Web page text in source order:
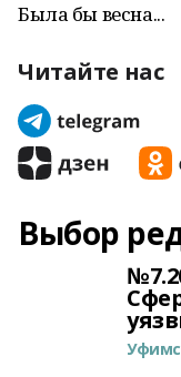
Была бы весна...
Читайте нас
Выбор